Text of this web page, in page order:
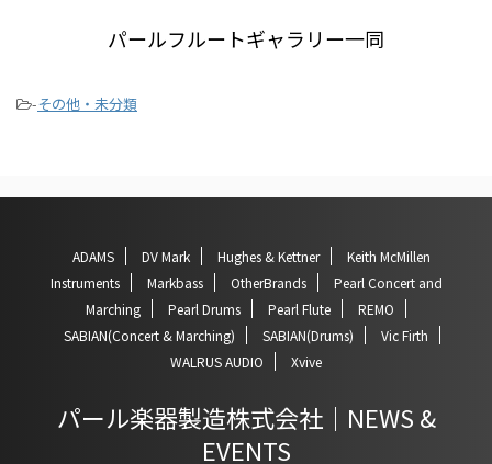
パールフルートギャラリー一同
-その他・未分類
ADAMS DV Mark Hughes & Kettner
Keith McMillen
Instruments
Markbass OtherBrands
Pearl Concert and
Marching
Pearl Drums Pearl Flute
REMO
SABIAN(Concert & Marching)
SABIAN(Drums)
Vic Firth
WALRUS AUDIO
Xvive
パール楽器製造株式会社｜NEWS &
EVENTS